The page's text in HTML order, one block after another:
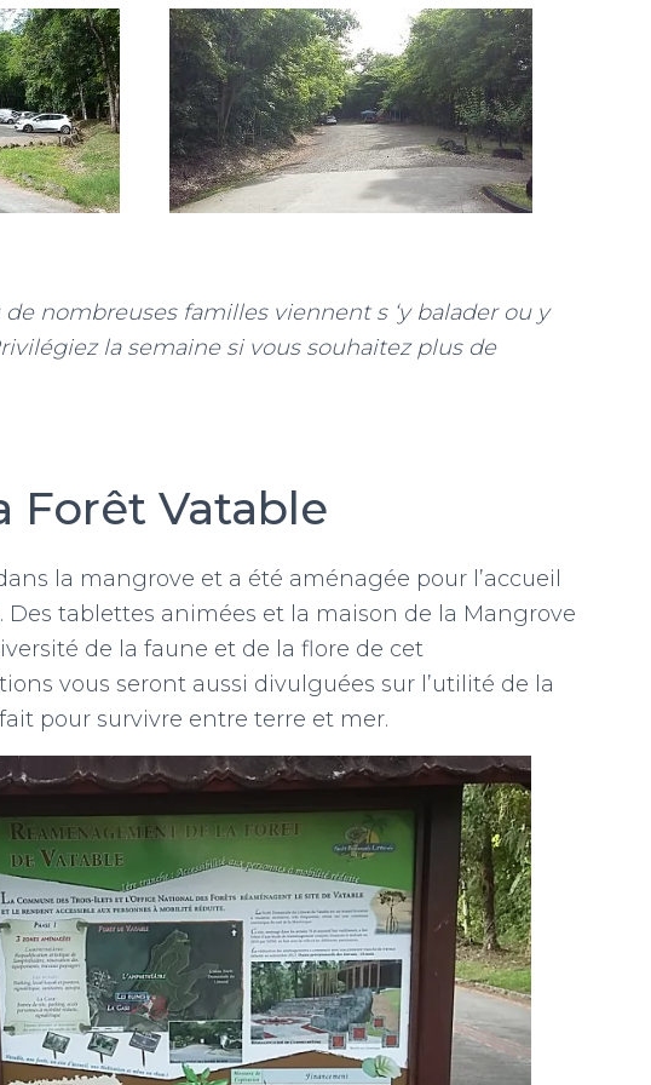
de nombreuses familles viennent s ‘y balader ou y
la semaine si vous souhaitez plus de
Forêt Vatable
la mangrove et a été aménagée pour l’accueil
Des tablettes animées et la maison de la Mangrove
de la faune et de la flore de cet
vous seront aussi divulguées sur l’utilité de la
pour survivre entre terre et mer.